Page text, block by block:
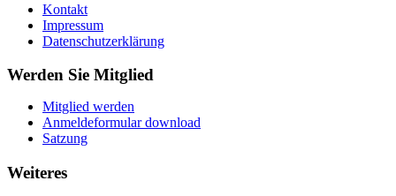
Kontakt
Impressum
Datenschutzerklärung
Werden Sie Mitglied
Mitglied werden
Anmeldeformular download
Satzung
Weiteres